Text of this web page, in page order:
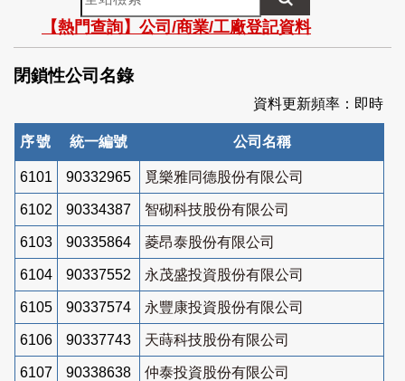
站
檢
索
【熱門查詢】公司/商業/工廠登記資料
閉鎖性公司名錄
資料更新頻率：即時
序號 統一編號 公司名稱
6101 90332965 覓樂雅同德股份有限公司
6102 90334387 智砌科技股份有限公司
6103 90335864 菱昂泰股份有限公司
6104 90337552 永茂盛投資股份有限公司
6105 90337574 永豐康投資股份有限公司
6106 90337743 天蒔科技股份有限公司
6107 90338638 仲泰投資股份有限公司